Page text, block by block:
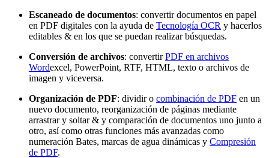
Escaneado de documentos: convertir documentos en papel
en PDF digitales con la ayuda de Tecnología OCR y hacerlos
editables & en los que se puedan realizar búsquedas.
Conversión de archivos: convertirPDF en archivos
Wordexcel, PowerPoint, RTF, HTML, texto o archivos de
imagen y viceversa.
Organización de PDF: dividir o combinación de PDF en un
nuevo documento, reorganización de páginas mediante
arrastrar y soltar & y comparación de documentos uno junto a
otro, así como otras funciones más avanzadas como
numeración Bates, marcas de agua dinámicas y Compresión
de PDF.